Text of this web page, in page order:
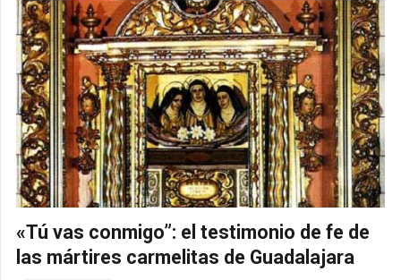
«Tú vas conmigo”: el testimonio de fe de
las mártires carmelitas de Guadalajara